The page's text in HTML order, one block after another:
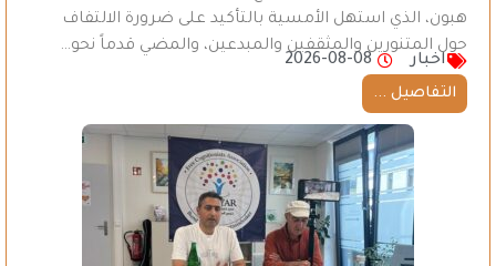
هبون، الذي استهل الأمسية بالتأكيد على ضرورة الالتفاف
حول المتنورين والمثقفين والمبدعين، والمضي قدماً نحو…
اخبار
2026-08-08
التفاصيل ...